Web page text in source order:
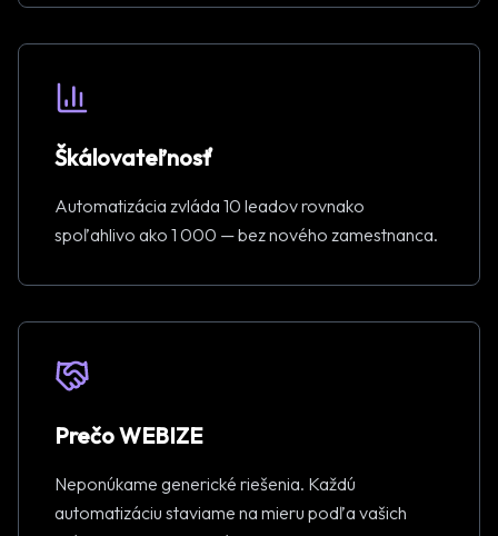
Škálovateľnosť
Automatizácia zvláda 10 leadov rovnako
spoľahlivo ako 1 000 — bez nového zamestnanca.
Prečo WEBIZE
Neponúkame generické riešenia. Každú
automatizáciu staviame na mieru podľa vašich